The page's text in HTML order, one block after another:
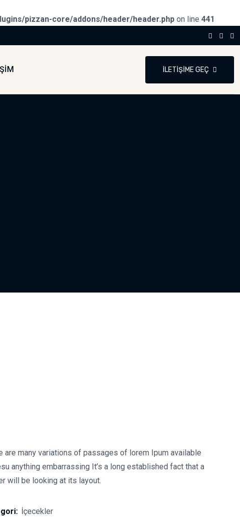
pizzan-core/addons/header/header.php on line 441
İLETIŞIME GEÇ
are many variations of passages of lorem Ipum available
anything embarrassing It’s a long established fact that a
will be looking at its layout.
İçecekler